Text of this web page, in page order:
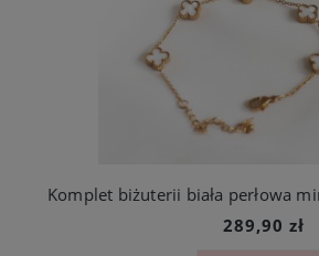
289,90 zł